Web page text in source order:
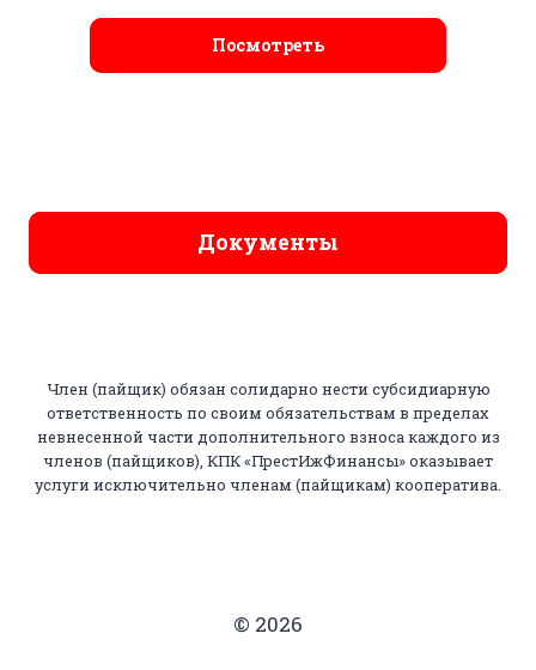
Посмотреть
Документы
Член (пайщик) обязан солидарно нести субсидиарную
ответственность по своим обязательствам в пределах
невнесенной части дополнительного взноса каждого из
членов (пайщиков), КПК «ПрестИжФинансы» оказывает
услуги исключительно членам (пайщикам) кооператива.
© 2026